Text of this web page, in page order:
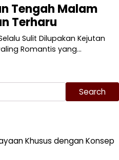
Tengah Malam
Terharu
Sulit Dilupakan Kejutan
Romantis yang…
Search
Khusus dengan Konsep